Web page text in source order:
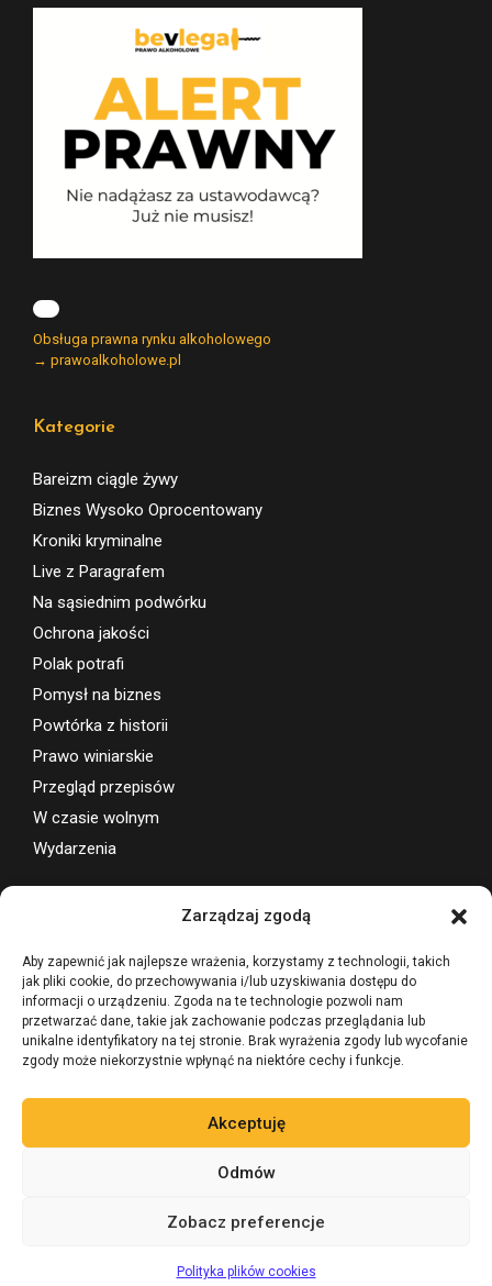
Zarządzaj zgodą
Aby zapewnić jak najlepsze wrażenia, korzystamy z technologii, takich
jak pliki cookie, do przechowywania i/lub uzyskiwania dostępu do
informacji o urządzeniu. Zgoda na te technologie pozwoli nam
przetwarzać dane, takie jak zachowanie podczas przeglądania lub
unikalne identyfikatory na tej stronie. Brak wyrażenia zgody lub wycofanie
zgody może niekorzystnie wpłynąć na niektóre cechy i funkcje.
Akceptuję
Odmów
Zobacz preferencje
Polityka plików cookies
Obsługa prawna rynku alkoholowego
→ prawoalkoholowe.pl
Kategorie
Bareizm ciągle żywy
Biznes Wysoko Oprocentowany
Kroniki kryminalne
Live z Paragrafem
Na sąsiednim podwórku
Ochrona jakości
Polak potrafi
Pomysł na biznes
Powtórka z historii
Prawo winiarskie
Przegląd przepisów
W czasie wolnym
Wydarzenia
©
BevLegal PRAWO ALKOHOLOWE